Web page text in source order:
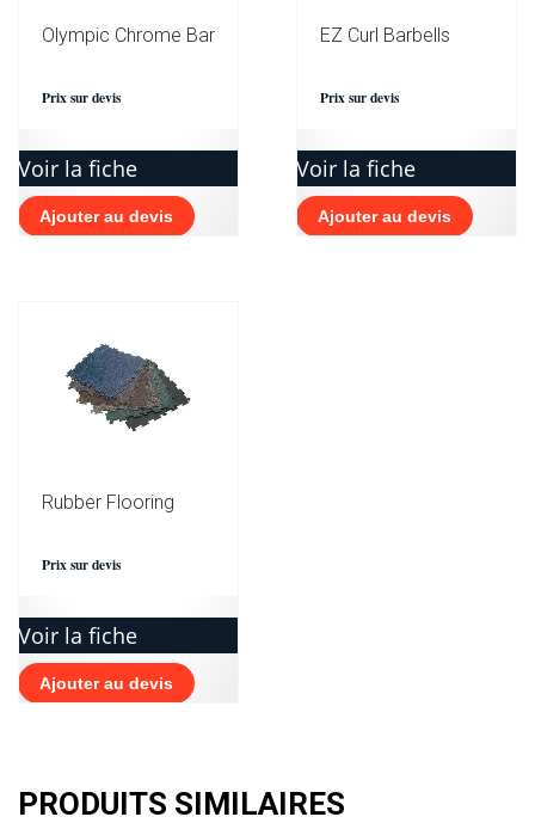
Olympic Chrome Bar
Prix sur devis
Voir la fiche
Ajouter au devis
EZ Curl Barbells
Prix sur devis
Voir la fiche
Ajouter au devis
Rubber Flooring
Prix sur devis
Voir la fiche
Ajouter au devis
PRODUITS SIMILAIRES